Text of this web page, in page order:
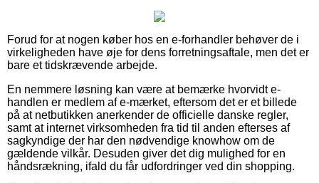
Forud for at nogen køber hos en e-forhandler behøver de i
virkeligheden have øje for dens forretningsaftale, men det er
bare et tidskrævende arbejde.
En nemmere løsning kan være at bemærke hvorvidt e-
handlen er medlem af e-mærket, eftersom det er et billede
på at netbutikken anerkender de officielle danske regler,
samt at internet virksomheden fra tid til anden efterses af
sagkyndige der har den nødvendige knowhow om de
gældende vilkår. Desuden giver det dig mulighed for en
håndsrækning, ifald du får udfordringer ved din shopping.